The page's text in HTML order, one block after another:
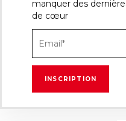
manquer des
de cœur